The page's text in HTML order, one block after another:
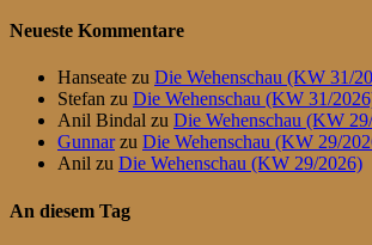
Neueste Kommentare
Hanseate zu Die Wehenschau (KW 31/
Stefan zu Die Wehenschau (KW 31/
Anil Bindal zu Die Wehenschau (KW
Gunnarzu Die Wehenschau (KW 29/
Anil zu Die Wehenschau (KW 29/2026)
An diesem Tag